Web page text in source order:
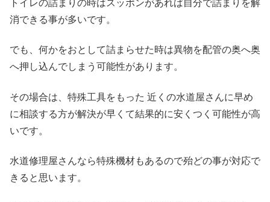
トイレの詰まりの時はスッポンがあれば自分で詰まりを解
消できる事が多いです。
でも、何かをおとして詰まらせた時は異物を配管の奥へ奥
へ押し込んでしまう可能性があります。
その場合は、特殊工具をもった 近くの水道屋さんに早め
に相談する方が解決が早くて結果的に安くつく可能性が高
いです。
水道修理屋さんなら特殊機材もあるので殆どの事が対応で
きると思います。